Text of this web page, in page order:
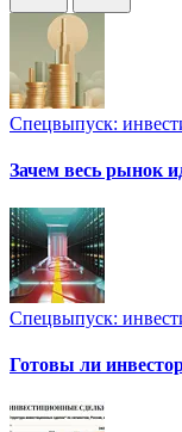
Спецвыпуск:
Зачем весь рынок
Спецвыпуск:
Готовы ли